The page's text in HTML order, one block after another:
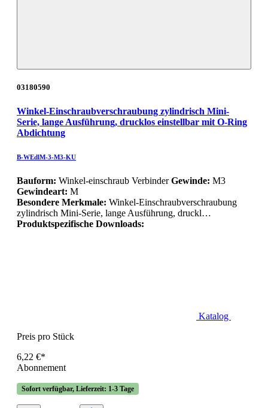
03180590
Winkel-Einschraubverschraubung zylindrisch Mini-
Serie, lange Ausführung, drucklos einstellbar mit O-Ring
Abdichtung
B-WEdlM-3-M3-KU
Bauform: Winkel-einschraub VerbinderGewinde: M3
Gewindeart: M
Besondere Merkmale: Winkel-Einschraubverschraubung
zylindrisch Mini-Serie, lange Ausführung, druckl…
Produktspezifische Downloads:
Katalog
Preis pro Stück
6,22 €*
Abonnement
Sofort verfügbar, Lieferzeit: 1-3 Tage